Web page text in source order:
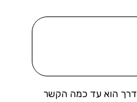
הוא עד כמה הקשר